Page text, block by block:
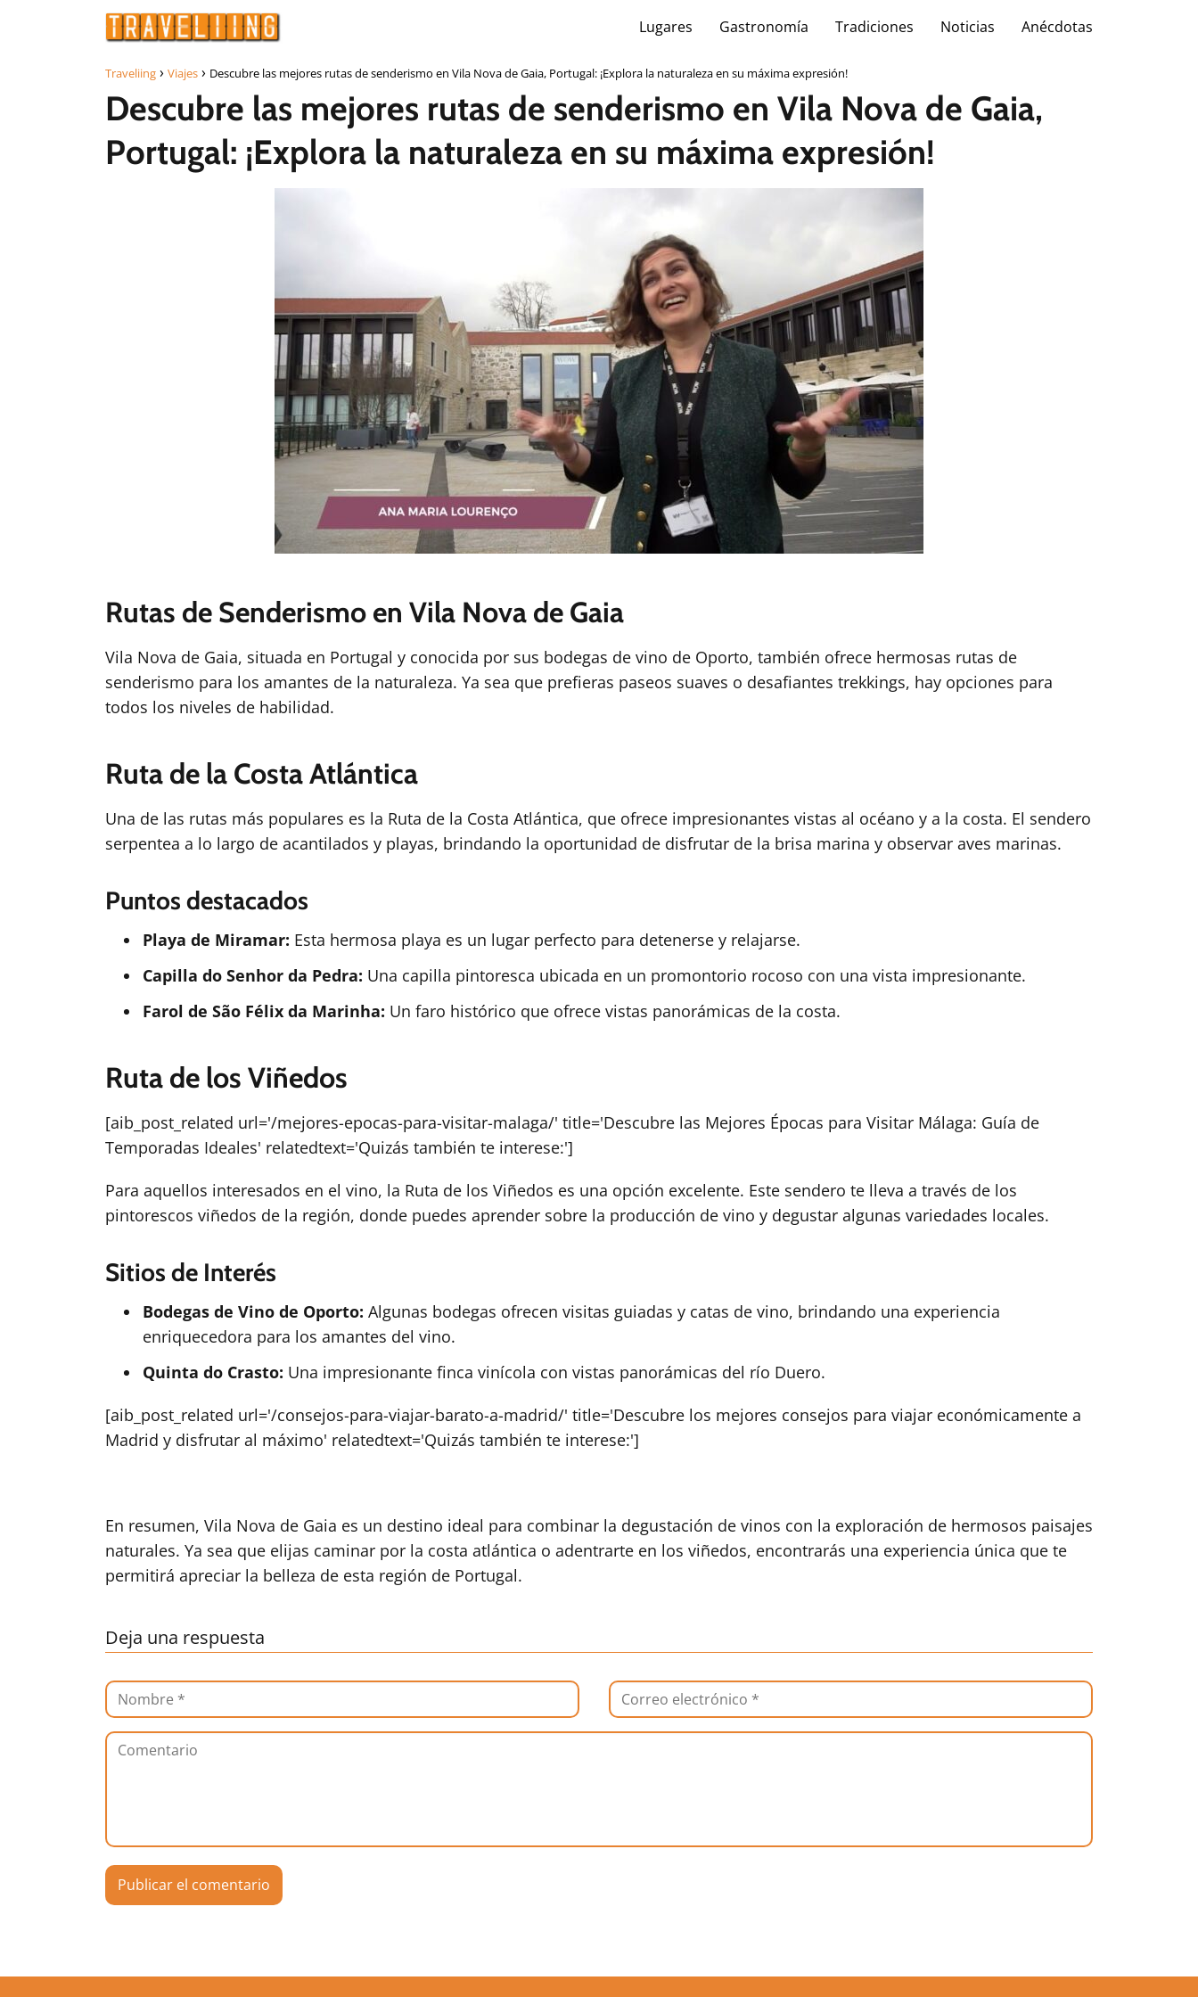
Lugares Gastronomía Tradiciones Noticias Anécdotas
Traveliing Viajes Descubre las mejores rutas de senderismo en Vila Nova de Gaia, Portugal: ¡Explora la naturaleza en su máxima expresión!
Descubre las mejores rutas de senderismo en Vila Nova de Gaia,
Portugal: ¡Explora la naturaleza en su máxima expresión!
Rutas de Senderismo en Vila Nova de Gaia
Vila Nova de Gaia, situada en Portugal y conocida por sus bodegas de vino de Oporto, también ofrece hermosas rutas de
senderismo para los amantes de la naturaleza. Ya sea que prefieras paseos suaves o desafiantes trekkings, hay opciones para
todos los niveles de habilidad.
Ruta de la Costa Atlántica
Una de las rutas más populares es la Ruta de la Costa Atlántica, que ofrece impresionantes vistas al océano y a la costa. El sendero
serpentea a lo largo de acantilados y playas, brindando la oportunidad de disfrutar de la brisa marina y observar aves marinas.
Puntos destacados
Playa de Miramar: Esta hermosa playa es un lugar perfecto para detenerse y relajarse.
Capilla do Senhor da Pedra: Una capilla pintoresca ubicada en un promontorio rocoso con una vista impresionante.
Farol de São Félix da Marinha: Un faro histórico que ofrece vistas panorámicas de la costa.
Ruta de los Viñedos
[aib_post_related url='/mejores-epocas-para-visitar-malaga/' title='Descubre las Mejores Épocas para Visitar Málaga: Guía de
Temporadas Ideales' relatedtext='Quizás también te interese:']
Para aquellos interesados en el vino, la Ruta de los Viñedos es una opción excelente. Este sendero te lleva a través de los
pintorescos viñedos de la región, donde puedes aprender sobre la producción de vino y degustar algunas variedades locales.
Sitios de Interés
Bodegas de Vino de Oporto: Algunas bodegas ofrecen visitas guiadas y catas de vino, brindando una experiencia
enriquecedora para los amantes del vino.
Quinta do Crasto: Una impresionante finca vinícola con vistas panorámicas del río Duero.
[aib_post_related url='/consejos-para-viajar-barato-a-madrid/' title='Descubre los mejores consejos para viajar económicamente a
Madrid y disfrutar al máximo' relatedtext='Quizás también te interese:']
En resumen, Vila Nova de Gaia es un destino ideal para combinar la degustación de vinos con la exploración de hermosos paisajes
naturales. Ya sea que elijas caminar por la costa atlántica o adentrarte en los viñedos, encontrarás una experiencia única que te
permitirá apreciar la belleza de esta región de Portugal.
Deja una respuesta